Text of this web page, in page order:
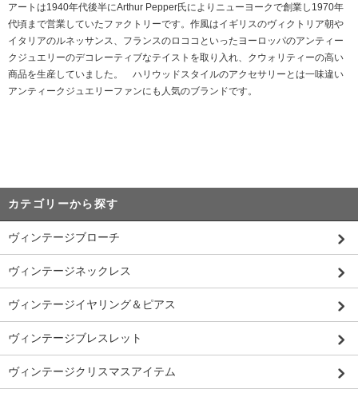
アートは1940年代後半にArthur Pepper氏によりニューヨークで創業し1970年
代頃まで営業していたファクトリーです。作風はイギリスのヴィクトリア朝や
イタリアのルネッサンス、フランスのロココといったヨーロッパのアンティー
クジュエリーのデコレーティブなテイストを取り入れ、クウォリティーの高い
商品を生産していました。 ハリウッドスタイルのアクセサリーとは一味違い
アンティークジュエリーファンにも人気のブランドです。
カテゴリーから探す
ヴィンテージブローチ
ヴィンテージネックレス
ヴィンテージイヤリング＆ピアス
ヴィンテージブレスレット
ヴィンテージクリスマスアイテム